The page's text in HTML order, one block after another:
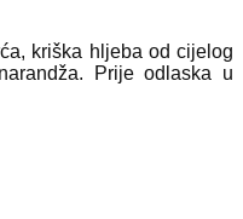
kriška hljeba od cijelog
Prije odlaska u